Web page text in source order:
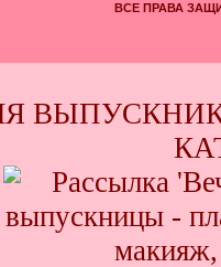
ВСЕ ПРАВА